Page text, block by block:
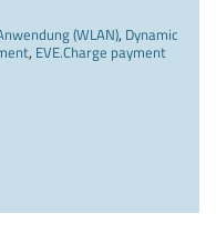
(WLAN), Dynamic
, EVE.Charge payment